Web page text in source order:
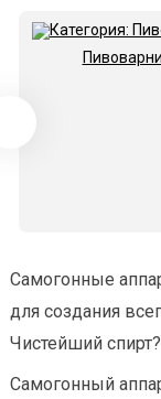
Пивоварни
Самогонные
для создания
Чистейший
Самогонный